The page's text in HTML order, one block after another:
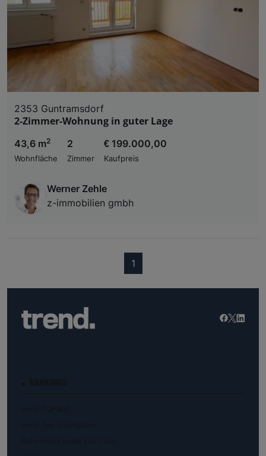
2353 Guntramsdorf
2-Zimmer-Wohnung in guter Lage
43,6 m2
Wohnfläche
2
Zimmer
€ 199.000,00
Kaufpreis
Werner Zehle
z-immobilien gmbh
1(current)